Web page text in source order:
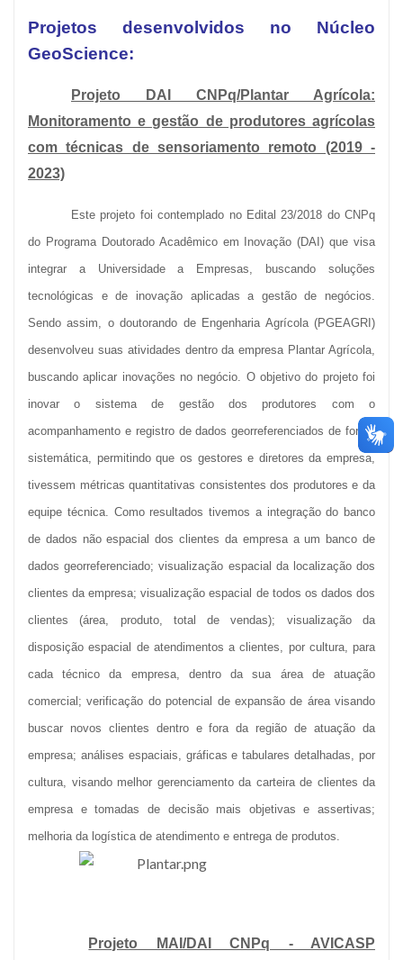
Projetos desenvolvidos no Núcleo
GeoScience:
Projeto DAI CNPq/Plantar Agrícola:
Monitoramento e gestão de produtores agrícolas
com técnicas de sensoriamento remoto (2019 -
2023)
Este projeto foi contemplado no Edital 23/2018 do CNPq
do Programa Doutorado Acadêmico em Inovação (DAI) que visa
integrar a Universidade a Empresas, buscando soluções
tecnológicas e de inovação aplicadas a gestão de negócios.
Sendo assim, o doutorando de Engenharia Agrícola (PGEAGRI)
desenvolveu suas atividades dentro da empresa Plantar Agrícola,
buscando aplicar inovações no negócio. O objetivo do projeto foi
inovar o sistema de gestão dos produtores com o
acompanhamento e registro de dados georreferenciados de forma
sistemática, permitindo que os gestores e diretores da empresa,
tivessem métricas quantitativas consistentes dos produtores e da
equipe técnica. Como resultados tivemos a integração do banco
de dados não espacial dos clientes da empresa a um banco de
dados georreferenciado; visualização espacial da localização dos
clientes da empresa; visualização espacial de todos os dados dos
clientes (área, produto, total de vendas); visualização da
disposição espacial de atendimentos a clientes, por cultura, para
cada técnico da empresa, dentro da sua área de atuação
comercial; verificação do potencial de expansão de área visando
buscar novos clientes dentro e fora da região de atuação da
empresa; análises espaciais, gráficas e tabulares detalhadas, por
cultura, visando melhor gerenciamento da carteira de clientes da
empresa e tomadas de decisão mais objetivas e assertivas;
melhoria da logística de atendimento e entrega de produtos.
Projeto MAI/DAI CNPq - AVICASP